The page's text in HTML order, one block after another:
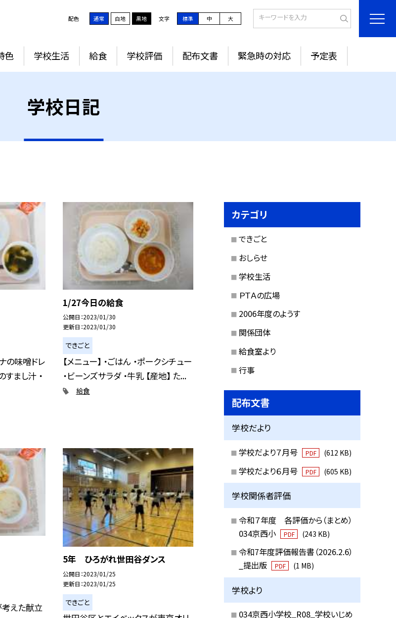
配色 通常 白地 黒地 文字 標準 中 大
色 学校生活 給食 学校評価 配布文書 緊急時の対応 予定表
学校日記
ナの味噌ドレ
すまし汁 ・
1/27今日の給食
公開日 2023/01/30
更新日 2023/01/30
できごと
【メニュー】 ・ごはん ・ポークシチュー
・ビーンズサラダ ・牛乳 【産地】 た...
給食
考えた献立
5年 ひろがれ世田谷ダンス
公開日 2023/01/25
更新日 2023/01/25
できごと
カテゴリ
できごと
おしらせ
学校生活
ＰＴＡの広場
2006年度のようす
関係団体
給食室より
行事
配布文書
学校だより
学校だより７月号 PDF (612 KB)
学校だより６月号 PDF (605 KB)
学校関係者評価
令和７年度 各評価から（まとめ）
034京西小
PDF (243 KB)
令和7年度評価報告書（2026.2.6）
_提出版
PDF (1 MB)
学校より
034京西小学校‗R08‗学校いじめ